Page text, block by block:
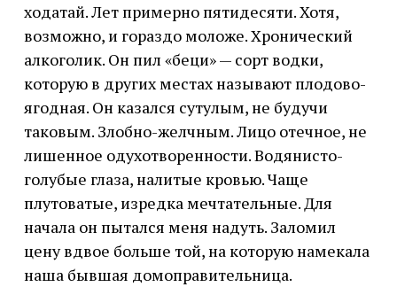
ходатай. Лет примерно пятидесяти. Хотя,
возможно, и гораздо моложе. Хронический
алкоголик. Он пил «беци» — сорт водки,
которую в других местах называют плодово-
ягодная. Он казался сутулым, не будучи
таковым. Злобно-желчным. Лицо отечное, не
лишенное одухотворенности. Водянисто-
голубые глаза, налитые кровью. Чаще
плутоватые, изредка мечтательные. Для
начала он пытался меня надуть. Заломил
цену вдвое больше той, на которую намекала
наша бывшая домоправительница.